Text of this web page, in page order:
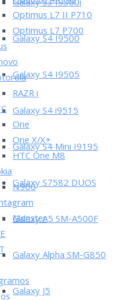
Galaxy S3 I9300i
Galaxy S4 I9500
Galaxy S4 I9505
Galaxy S4 i9515
Galaxy S4 Mini I9195
Galaxy S7582 DUOS
Galaxy A5 SM-A500F
Galaxy Alpha SM-G850
Galaxy J5
Optimus L7 II P710
Optimus L7 P700
RAZR i
One
One X/X+
HTC One M8
N900
Monster